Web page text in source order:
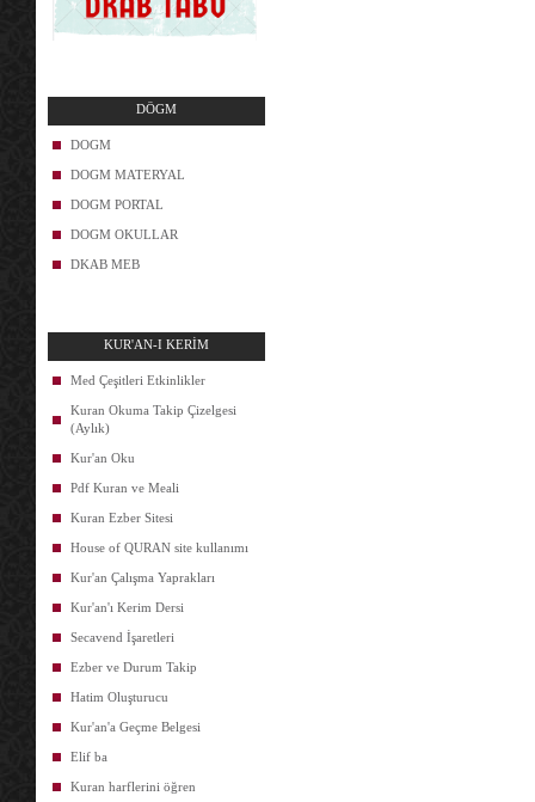
DÖGM
DOGM
DOGM MATERYAL
DOGM PORTAL
DOGM OKULLAR
DKAB MEB
KUR'AN-I KERİM
Med Çeşitleri Etkinlikler
Kuran Okuma Takip Çizelgesi
(Aylık)
Kur'an Oku
Pdf Kuran ve Meali
Kuran Ezber Sitesi
House of QURAN site kullanımı
Kur'an Çalışma Yaprakları
Kur'an'ı Kerim Dersi
Secavend İşaretleri
Ezber ve Durum Takip
Hatim Oluşturucu
Kur'an'a Geçme Belgesi
Elif ba
Kuran harflerini öğren